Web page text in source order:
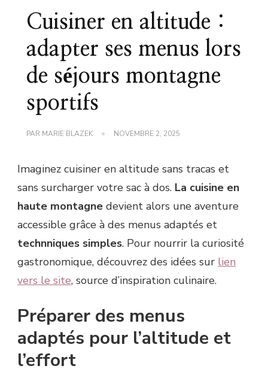
Cuisiner en altitude :
adapter ses menus lors
de séjours montagne
sportifs
PAR MARIE BLAZEK NOVEMBRE 2, 2025
Imaginez cuisiner en altitude sans tracas et
sans surcharger votre sac à dos. La cuisine en
haute montagne devient alors une aventure
accessible grâce à des menus adaptés et
technniques simples. Pour nourrir la curiosité
gastronomique, découvrez des idées sur lien
vers le site, source d’inspiration culinaire.
Préparer des menus
adaptés pour l’altitude et
l’effort